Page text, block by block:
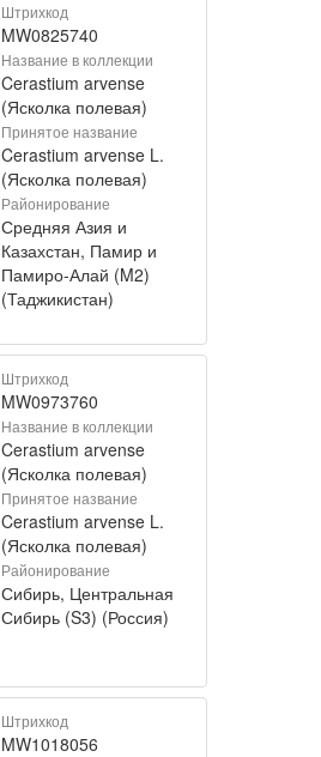
Штрихкод
MW0825740
Название в коллекции
Cerastium arvense
(Ясколка полевая)
Принятое название
Cerastium arvense L.
(Ясколка полевая)
Районирование
Средняя Азия и
Казахстан, Памир и
Памиро-Алай (M2)
(Таджикистан)
Штрихкод
MW0973760
Название в коллекции
Cerastium arvense
(Ясколка полевая)
Принятое название
Cerastium arvense L.
(Ясколка полевая)
Районирование
Сибирь, Центральная
Сибирь (S3) (Россия)
Штрихкод
MW1018056